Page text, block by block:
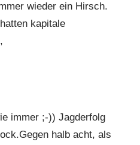
wieder ein Hirsch.
kapitale
immer ;-)) Jagderfolg
halb acht, als